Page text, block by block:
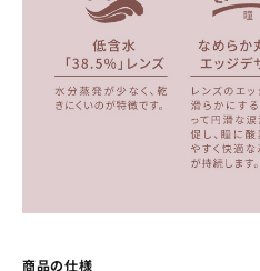
商品の仕様